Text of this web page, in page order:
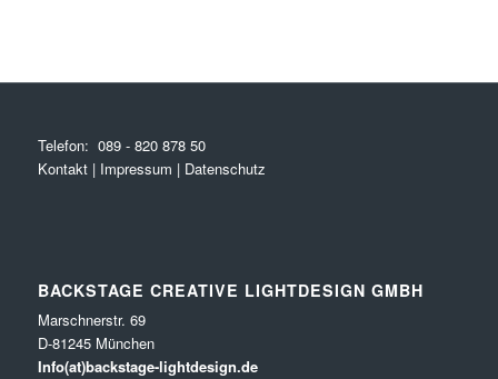
Telefon: 089 - 820 878 50
Kontakt| Impressum | Datenschutz
BACKSTAGE CREATIVE LIGHTDESIGN GMBH
Marschnerstr. 69
D-81245 München
Info(at)backstage-lightdesign.de